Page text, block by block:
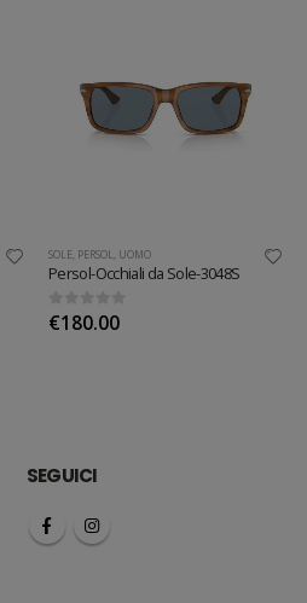
SOLE PERSOL UOMO
Persol-Occhiali da Sole-3048S
0out of 5
€180.00
SEGUICI